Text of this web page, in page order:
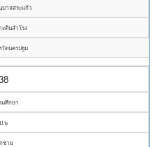
บาลสระแก้ว
ะต้นสำโรง
ดนครปฐม
มศึกษา
ป.๖
ชาย